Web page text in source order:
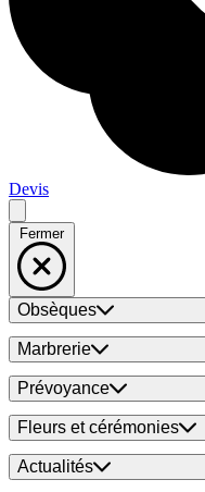
Devis
Fermer
Obsèques
Marbrerie
Prévoyance
Fleurs et cérémonies
Actualités